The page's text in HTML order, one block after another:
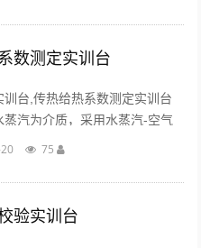
数测定实训台
训台,传热给热系数测定实训台
蒸汽为介质，采用水蒸汽-空气
数据测量准确，实验效果理想，
75
验实训台